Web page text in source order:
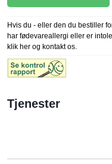
Hvis du - eller den du bestiller
har fødevareallergi eller er
klik her og kontakt os.
Tjenester